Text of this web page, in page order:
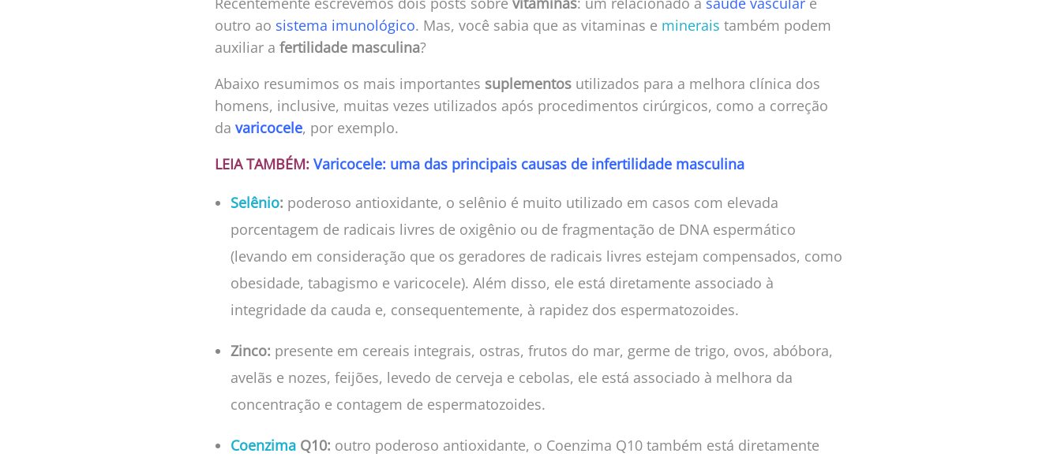
outro ao sistema imunológico. Mas, você sabia que as vitaminas e minerais também podem
auxiliar a fertilidade masculina?
Abaixo resumimos os mais importantes suplementos utilizados para a melhora clínica dos
homens, inclusive, muitas vezes utilizados após procedimentos cirúrgicos, como a correção
da varicocele, por exemplo.
LEIA TAMBÉM: Varicocele: uma das principais causas de infertilidade masculina
Selênio: poderoso antioxidante, o selênio é muito utilizado em casos com elevada
porcentagem de radicais livres de oxigênio ou de fragmentação de DNA espermático
(levando em consideração que os geradores de radicais livres estejam compensados, como
obesidade, tabagismo e varicocele). Além disso, ele está diretamente associado à
integridade da cauda e, consequentemente, à rapidez dos espermatozoides.
Zinco: presente em cereais integrais, ostras, frutos do mar, germe de trigo, ovos, abóbora,
avelãs e nozes, feijões, levedo de cerveja e cebolas, ele está associado à melhora da
concentração e contagem de espermatozoides.
CoenzimaQ10: outro poderoso antioxidante, o Coenzima Q10 também está diretamente